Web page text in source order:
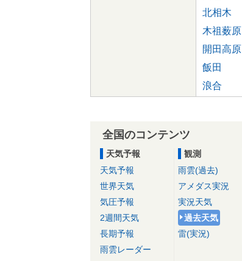
北相木
木祖薮原
開田高原
飯田
浪合
全国のコンテンツ
天気予報
天気予報
世界天気
気圧予報
2週間天気
長期予報
雨雲レーダー
観測
雨雲(過去)
アメダス実況
実況天気
過去天気
雷(実況)